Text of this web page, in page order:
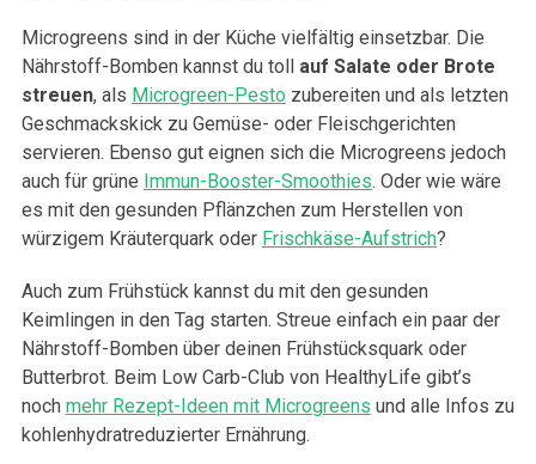
Microgreens sind in der Küche vielfältig einsetzbar. Die
Nährstoff-Bomben kannst du toll auf Salate oder Brote
streuen, als Microgreen-Pesto zubereiten und als letzten
Geschmackskick zu Gemüse- oder Fleischgerichten
servieren. Ebenso gut eignen sich die Microgreens jedoch
auch für grüne Immun-Booster-Smoothies. Oder wie wäre
es mit den gesunden Pflänzchen zum Herstellen von
würzigem Kräuterquark oder Frischkäse-Aufstrich?
Auch zum Frühstück kannst du mit den gesunden
Keimlingen in den Tag starten. Streue einfach ein paar der
Nährstoff-Bomben über deinen Frühstücksquark oder
Butterbrot. Beim Low Carb-Club von HealthyLife gibt’s
noch mehr Rezept-Ideen mit Microgreens und alle Infos zu
kohlenhydratreduzierter Ernährung.